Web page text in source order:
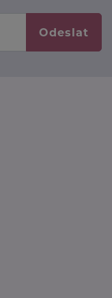
Odeslat